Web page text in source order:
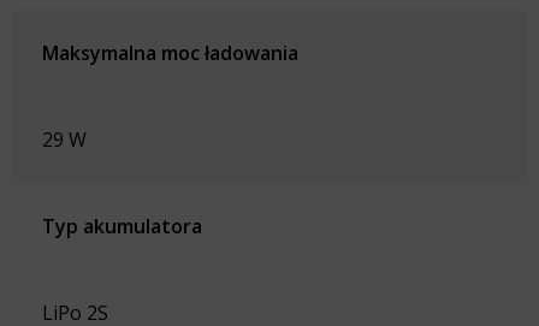
Maksymalna moc ładowania
29 W
Typ akumulatora
LiPo 2S